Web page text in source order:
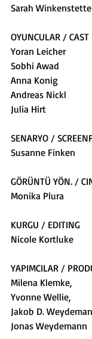
Sarah Winkenstette
OYUNCULAR / CAST
Yoran Leicher
Sobhi Awad
Anna Konig
Andreas Nickl
Julia Hirt
SENARYO /
Susanne Finken
GÖRÜNTÜ YÖN. /
Monika Plura
KURGU / EDITING
Nicole Kortluke
YAPIMCILAR /
Milena Klemke,
Yvonne Wellie,
Jakob D.
Jonas Weydemann